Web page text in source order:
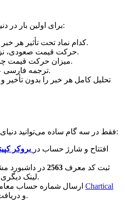
برای اولین بار در دنیای ترید، می‌توانید دقیقاً بدانید:
کدام نماد تحت تأثیر هر خبر اقتصادی قرار می‌گیرد.
حرکت قیمت صعودی، نزولی یا خنثی خواهد بود.
میزان حرکت قیمت چند دلار یا چند پیپ است.
ترجمه فارسی عناوین خبرها را بخوانید.
تحلیل کامل هر خبر را بدون تأخیر و
فقط در سه گام ساده می‌توانید دنیای معاملاتی خود را متحول کنید:
افتتاح و شارژ حساب در بروکر
ثبت کد معرف 2563 در داشبورد
لینک دیگری افتتاح حساب کرده‌اید).
Chartical
و دریافت شارژ رایگان.